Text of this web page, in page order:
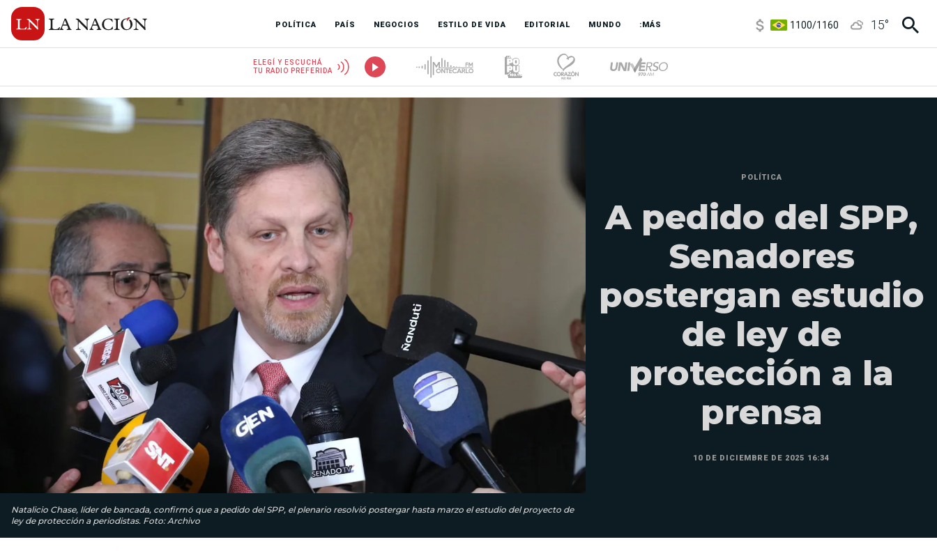
POLÍTICA PAÍS NEGOCIOS ESTILO DE VIDA EDITORIAL MUNDO :MÁS
1100/1160
15°
ELEGÍ Y ESCUCHÁ
TU RADIO PREFERIDA
Natalicio Chase, líder de bancada, confirmó que a pedido del SPP, el plenario resolvió postergar hasta marzo el estudio del proyecto de
ley de protección a periodistas. Foto: Archivo
POLÍTICA
A pedido del SPP,
Senadores
postergan estudio
de ley de
protección a la
prensa
10 DE DICIEMBRE DE 2025 16:34